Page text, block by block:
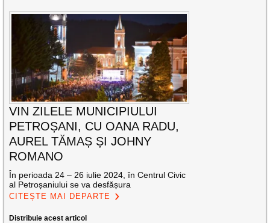
VIN ZILELE MUNICIPIULUI
PETROȘANI, CU OANA RADU,
AUREL TĂMAȘ ȘI JOHNY
ROMANO
În perioada 24 – 26 iulie 2024, în Centrul Civic
al Petroșaniului se va desfășura
CITEȘTE MAI DEPARTE
Distribuie acest articol